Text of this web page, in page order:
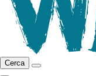
Cerca